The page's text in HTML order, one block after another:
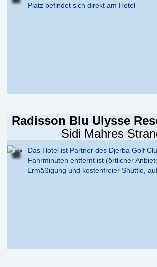
Platz befindet sich direkt am Hotel
Radisson Blu Ulysse
Sidi Mahres
Das Hotel ist Partner des Djerba Golf
Fahrminuten entfernt ist (örtlicher
Ermäßigung und kostenfreier Shuttle,